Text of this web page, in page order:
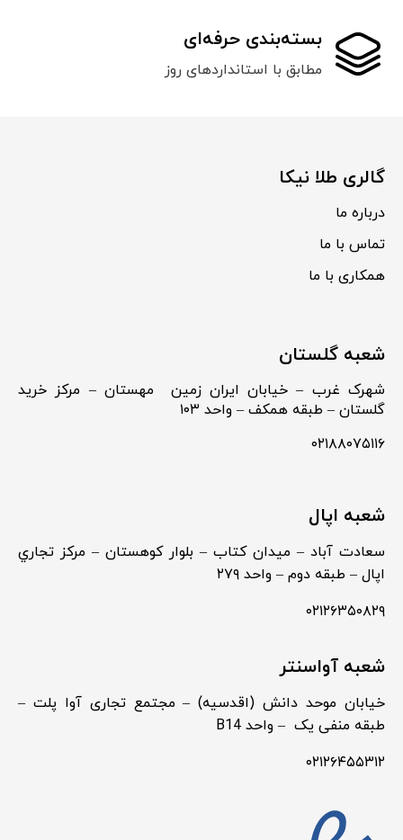
بسته‌بندی حرفه‌ای
مطابق با استانداردهای روز
گالری طلا نیکا
درباره ما
تماس با ما
همکاری با ما
شعبه گلستان
شهرک غرب – خیابان ایران زمین مهستان – مرکز خرید
گلستان – طبقه همکف – واحد ۱۰۳
۰۲۱۸۸۰۷۵۱۱۶
شعبه اپال
سعادت آباد – ميدان كتاب – بلوار كوهستان – مركز تجاري
اپال – طبقه دوم – واحد ۲۷۹
۰۲۱۲۶۳۵۰۸۲۹
شعبه آواسنتر
خیابان موحد دانش (اقدسیه) – مجتمع تجاری آوا پلت –
طبقه منفی یک – واحد B14
۰۲۱۲۶۴۵۵۳۱۲